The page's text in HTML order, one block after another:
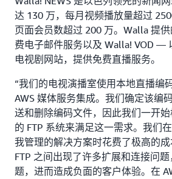
达 130 万，每月视频播放量超过
页面会员数超过 200 万。Walla 提
费电子邮件服务以及 Walla! VOD —
电视剧网站，提供免费直播服务。
“我们的电视演播室使用本地直播编
AWS 媒体服务集成。我们确定该编
送和删除编码文件，因此我们一开始
的 FTP 系统来满足这一需求。我们
我管理的解决方案时花费了极高的
FTP 之间出现了许多扩展和连接问
题，进而造成负面的客户体验。在